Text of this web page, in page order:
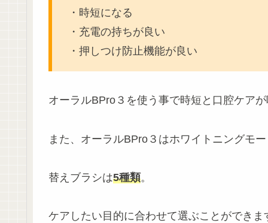
・時短になる
・充電の持ちが良い
・押しつけ防止機能が良い
オーラルBPro３を使う事で時短と口腔ケア
また、オーラルBPro３はホワイトニングモ
替えブラシは5種類。
ケアしたい目的に合わせて選ぶことができま